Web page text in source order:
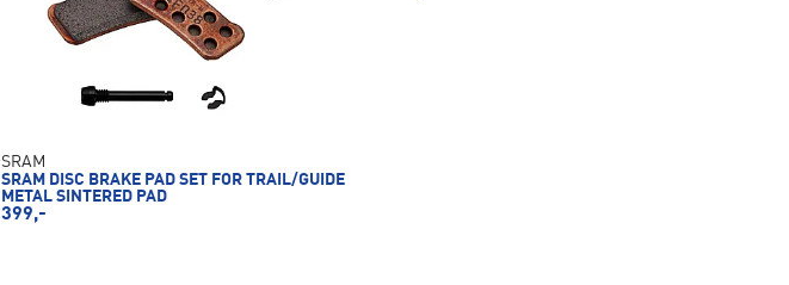
SRAM
SRAM DISC BRAKE PAD SET FOR TRAIL/GUIDE
METAL SINTERED PAD
399,-